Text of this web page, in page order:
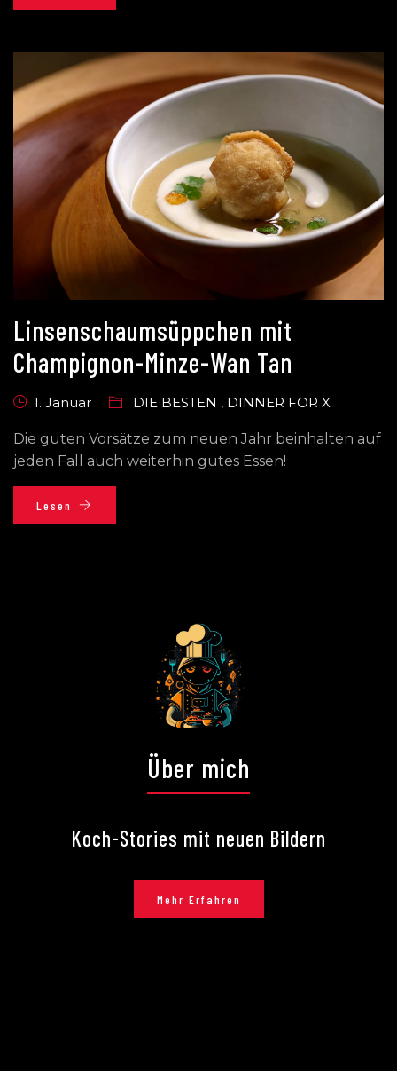
Linsenschaumsüppchen mit
Champignon-Minze-Wan Tan
1. Januar DIE BESTEN , DINNER FOR X
Die guten Vorsätze zum neuen Jahr beinhalten auf
jeden Fall auch weiterhin gutes Essen!
Lesen
Über mich
Koch-Stories mit neuen Bildern
Mehr Erfahren